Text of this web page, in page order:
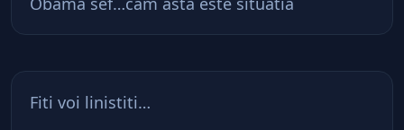
Fiti voi linistiti…